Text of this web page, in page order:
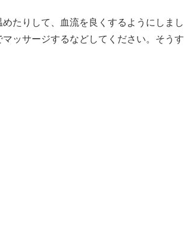
たりして、血流を良くするようにしまし
ッサージするなどしてください。そうす